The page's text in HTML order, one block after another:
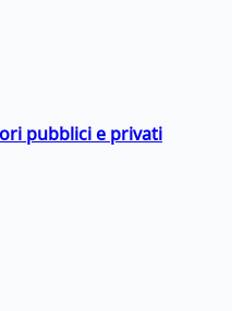
pubblici e privati